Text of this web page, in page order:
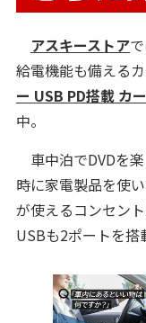
アスキーストア
給電機能も備える
ー USB PD搭載 カ
中。
車中泊でDVDを
時に家電製品を使
が使えるコンセン
USBも2ポートを搭